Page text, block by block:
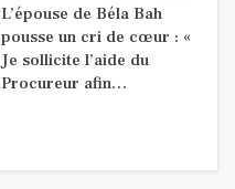
L’épouse de Béla Bah
pousse un cri de cœur : «
Je sollicite l’aide du
Procureur afin…